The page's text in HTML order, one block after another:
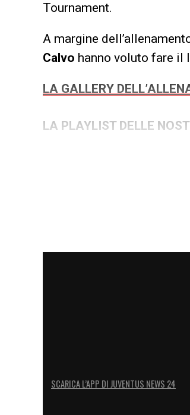
Tournament.
A margine
Calvo hanno voluto fare il
LA GALLERY
LA PLAYLIST DELLE
SCARICA L’APP DI JUVENTUS NEWS 24